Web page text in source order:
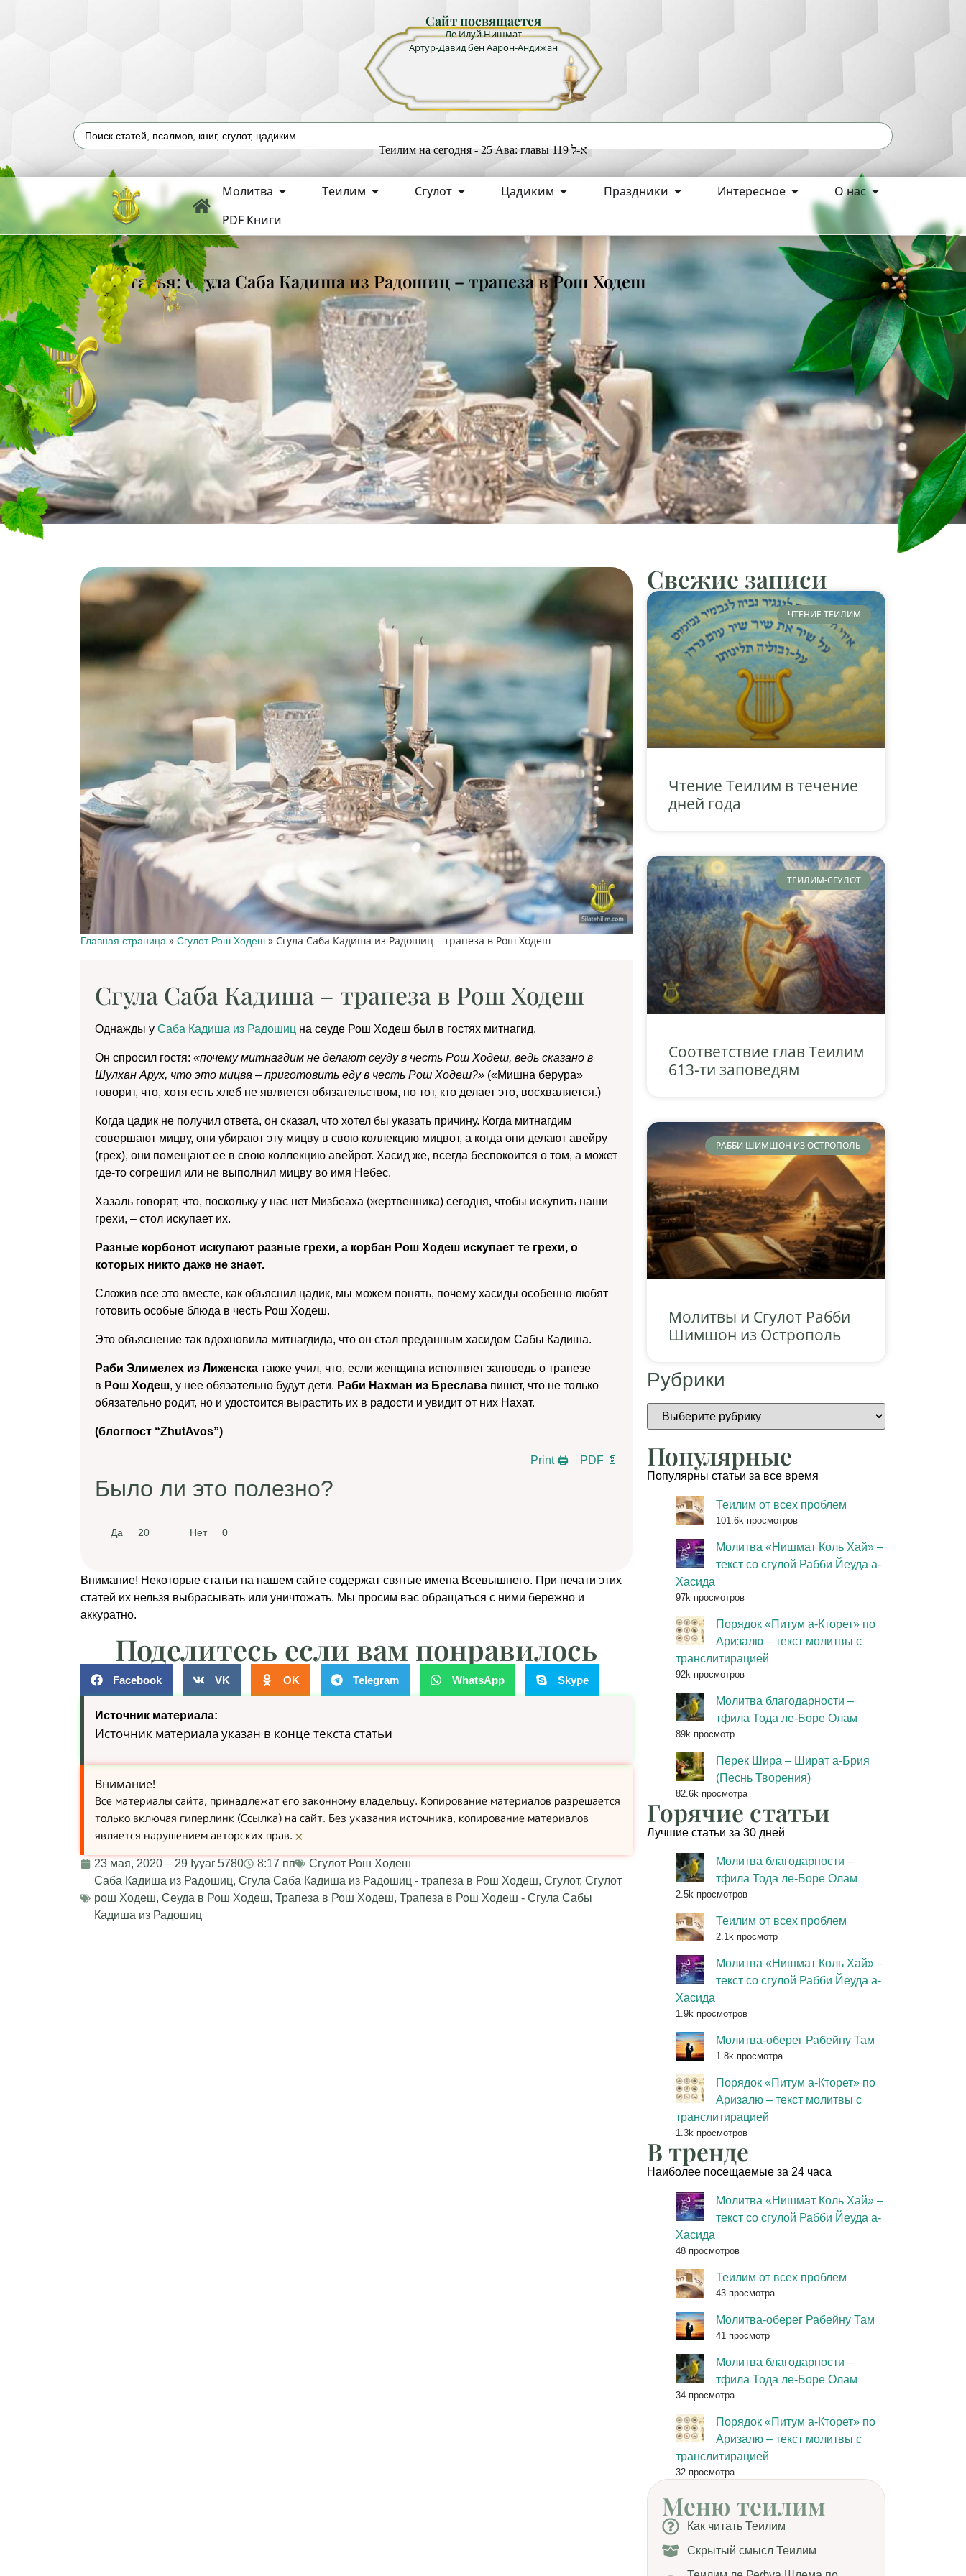
Сайт посвящается
Ле Илуй Нишмат
Артур-Давид бен Аарон-Андижан
Теилим на сегодня - 25 Ава: главы 119 א-ל
Молитва Теилим Сгулот Цадиким Праздники Интересное
О нас
PDF Книги
Статья: Сгула Саба Кадиша из Радошиц – трапеза в Рош Ходеш
Главная страница » Сгулот Рош Ходеш » Сгула Саба Кадиша из Радошиц – трапеза в Рош Ходеш
Сгула Саба Кадиша – трапеза в Рош Ходеш
Однажды у Саба Кадиша из Радошиц на сеуде Рош Ходеш был в гостях митнагид.
Он спросил гостя: «почему митнагдим не делают сеуду в честь Рош Ходеш, ведь сказано в
Шулхан Арух, что это мицва – приготовить еду в честь Рош Ходеш?» («Мишна берура»
говорит, что, хотя есть хлеб не является обязательством, но тот, кто делает это, восхваляется.)
Когда цадик не получил ответа, он сказал, что хотел бы указать причину. Когда митнагдим
совершают мицву, они убирают эту мицву в свою коллекцию мицвот, а когда они делают авейру
(грех), они помещают ее в свою коллекцию авейрот. Хасид же, всегда беспокоится о том, а может
где-то согрешил или не выполнил мицву во имя Небес.
Хазаль говорят, что, поскольку у нас нет Мизбеаха (жертвенника) сегодня, чтобы искупить наши
грехи, – стол искупает их.
Разные корбонот искупают разные грехи, а корбан Рош Ходеш искупает те грехи, о
которых никто даже не знает.
Сложив все это вместе, как объяснил цадик, мы можем понять, почему хасиды особенно любят
готовить особые блюда в честь Рош Ходеш.
Это объяснение так вдохновила митнагдида, что он стал преданным хасидом Сабы Кадиша.
Раби Элимелех из Лиженска также учил, что, если женщина исполняет заповедь о трапезе
в Рош Ходеш, у нее обязательно будут дети. Раби Нахман из Бреслава пишет, что не только
обязательно родит, но и удостоится вырастить их в радости и увидит от них Нахат.
(блогпост “ZhutAvos”)
Print 🖨 PDF 📄
Было ли это полезно?
Да 20 Нет 0
Внимание! Некоторые статьи на нашем сайте содержат святые имена Всевышнего. При печати этих
статей их нельзя выбрасывать или уничтожать. Мы просим вас обращаться с ними бережно и
аккуратно.
Поделитесь если вам понравилось
Facebook VK OK Telegram WhatsApp Skype
Источник материала:
Источник материала указан в конце текста статьи
Внимание!
Все материалы сайта, принадлежат его законному владельцу. Копирование материалов разрешается
только включая гиперлинк (Ссылка) на сайт. Без указания источника, копирование материалов
является нарушением авторских прав. ×
23 мая, 2020 – 29 Iyyar 5780 8:17 пп
Сгулот Рош Ходеш
Саба Кадиша из Радошиц, Сгула Саба Кадиша из Радошиц - трапеза в Рош Ходеш, Сгулот, Сгулот
рош Ходеш, Сеуда в Рош Ходеш, Трапеза в Рош Ходеш, Трапеза в Рош Ходеш - Сгула Сабы
Кадиша из Радошиц
Свежие записи
ЧТЕНИЕ ТЕИЛИМ
Чтение Теилим в течение
дней года
ТЕИЛИМ-СГУЛОТ
Соответствие глав Теилим
613-ти заповедям
РАББИ ШИМШОН ИЗ ОСТРОПОЛЬ
Молитвы и Сгулот Рабби
Шимшон из Острополь
Рубрики
Популярные
Популярны статьи за все время
Теилим от всех проблем
101.6k просмотров
Молитва «Нишмат Коль Хай» –
текст со сгулой Рабби Йеуда а-
Хасида
97k просмотров
Порядок «Питум а-Кторет» по
Аризалю – текст молитвы с
транслитирацией
92k просмотров
Молитва благодарности –
тфила Тода ле-Боре Олам
89k просмотр
Перек Шира – Шират а-Брия
(Песнь Творения)
82.6k просмотра
Горячие статьи
Лучшие статьи за 30 дней
Молитва благодарности –
тфила Тода ле-Боре Олам
2.5k просмотров
Теилим от всех проблем
2.1k просмотр
Молитва «Нишмат Коль Хай» –
текст со сгулой Рабби Йеуда а-
Хасида
1.9k просмотров
Молитва-оберег Рабейну Там
1.8k просмотра
Порядок «Питум а-Кторет» по
Аризалю – текст молитвы с
транслитирацией
1.3k просмотров
В тренде
Наиболее посещаемые за 24 часа
Молитва «Нишмат Коль Хай» –
текст со сгулой Рабби Йеуда а-
Хасида
48 просмотров
Теилим от всех проблем
43 просмотра
Молитва-оберег Рабейну Там
41 просмотр
Молитва благодарности –
тфила Тода ле-Боре Олам
34 просмотра
Порядок «Питум а-Кторет» по
Аризалю – текст молитвы с
транслитирацией
32 просмотра
Меню теилим
Как читать Теилим
Скрытый смысл Теилим